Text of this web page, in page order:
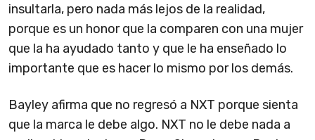
insultarla, pero nada más lejos de la realidad,
porque es un honor que la comparen con una mujer
que la ha ayudado tanto y que le ha enseñado lo
importante que es hacer lo mismo por los demás.
Bayley afirma que no regresó a NXT porque sienta
que la marca le debe algo. NXT no le debe nada a